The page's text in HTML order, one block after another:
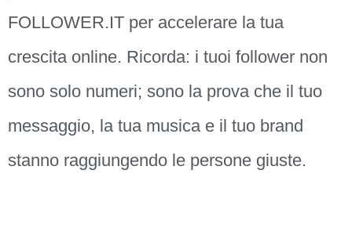
FOLLOWER.IT per accelerare la tua
crescita online. Ricorda: i tuoi follower non
sono solo numeri; sono la prova che il tuo
messaggio, la tua musica e il tuo brand
stanno raggiungendo le persone giuste.